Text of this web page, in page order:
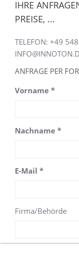
IHRE
PREISE, ...
TELEFON: +49
ANFRAGE PER
Vorname *
Nachname *
E-Mail *
Firma/Behörde